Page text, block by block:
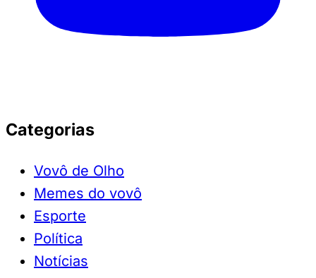
Categorias
Vovô de Olho
Memes do vovô
Esporte
Política
Notícias